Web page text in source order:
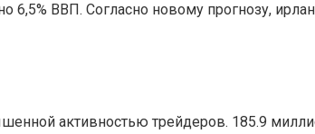
ВВП. Согласно новому прогнозу,
активностью трейдеров. 185.9